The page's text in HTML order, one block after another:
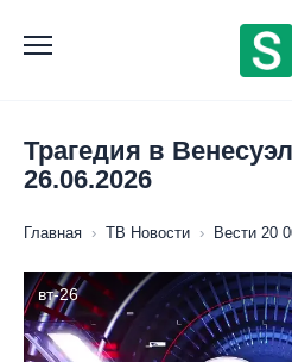
содержанию
Трагедия в
26.06.2026
Главная › ТВ Новости › Вести 20